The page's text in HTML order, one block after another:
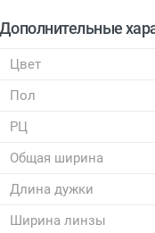
Дополнительные
Цвет
Пол
РЦ
Общая ширина
Длина дужки
Ширина линзы